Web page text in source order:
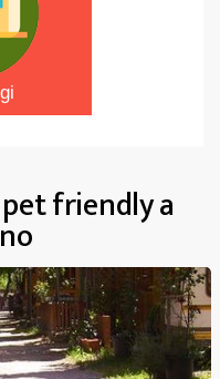
friendly a